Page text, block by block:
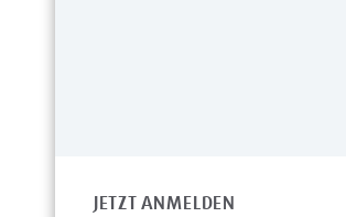
JETZT ANMELDEN